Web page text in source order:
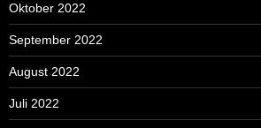
Oktober 2022
September 2022
August 2022
Juli 2022